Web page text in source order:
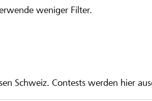
weniger Filter.
Schweiz. Contests werden hier